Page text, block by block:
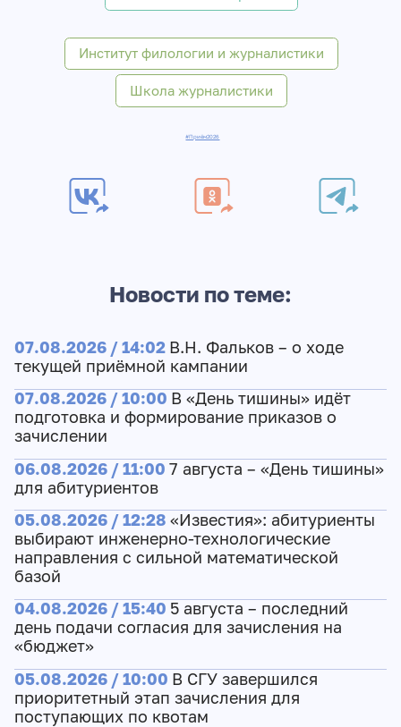
Институт филологии и журналистики
Школа журналистики
#Приём2026
Новости по теме:
07.08.2026 / 14:02 В.Н. Фальков – о ходе
текущей приёмной кампании
07.08.2026 / 10:00 В «День тишины» идёт
подготовка и формирование приказов о
зачислении
06.08.2026 / 11:00 7 августа – «День тишины»
для абитуриентов
05.08.2026 / 12:28 «Известия»: абитуриенты
выбирают инженерно-технологические
направления с сильной математической
базой
04.08.2026 / 15:40 5 августа – последний
день подачи согласия для зачисления на
«бюджет»
05.08.2026 / 10:00 В СГУ завершился
приоритетный этап зачисления для
поступающих по квотам